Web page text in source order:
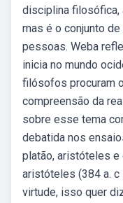
disciplina filosófica,
mas é o conjunto
pessoas. Weba
inicia no mundo
filósofos procuram
compreensão da
sobre esse tema
debatida nos
platão, aristóteles e
aristóteles (384 a. c
virtude, isso quer